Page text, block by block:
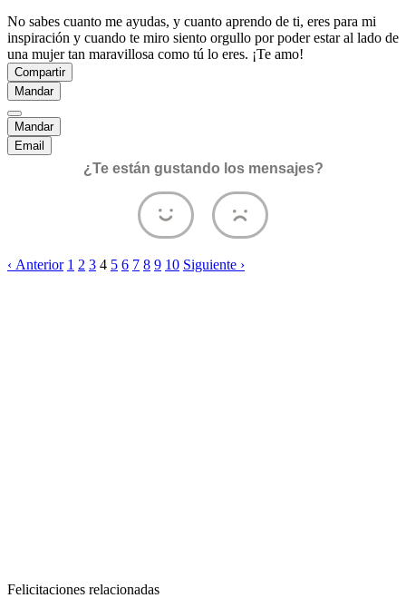
No sabes cuanto me ayudas, y cuanto aprendo de ti, eres para mi
inspiración y cuando te miro siento orgullo por poder estar al lado de
una mujer tan maravillosa como tú lo eres. ¡Te amo!
Compartir
Mandar
Mandar
Email
¿Te están gustando los mensajes?
‹ Anterior 1 2 3 4 5 6 7 8 9 10 Siguiente ›
Felicitaciones relacionadas